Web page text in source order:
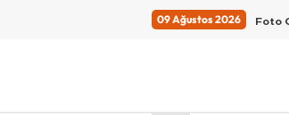
09 Ağustos 2026 Foto